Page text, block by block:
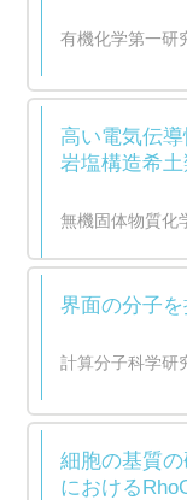
有機化学第一研
高い電気伝
岩塩構造希
無機固体物質化
界面の分子
計算分子科学研
細胞の基質
における